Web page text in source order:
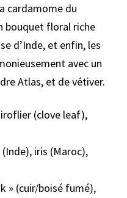
cardamome du
bouquet floral riche
d’Inde, et enfin, les
avec un
Atlas, et de vétiver.
(clove leaf),
iris (Maroc),
» (cuir/boisé fumé),